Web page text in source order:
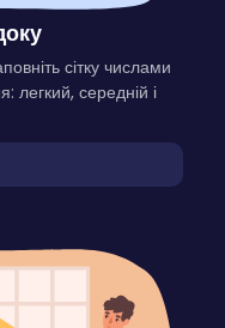
сітку числами
легкий, середній і